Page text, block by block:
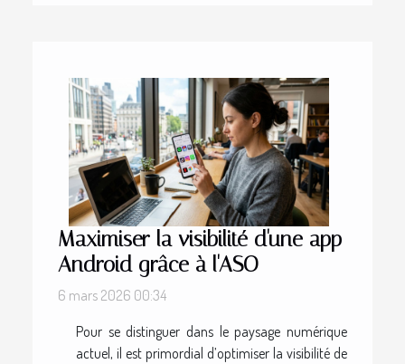
Maximiser la visibilité d'une app
Android grâce à l'ASO
6 mars 2026 00:34
Pour se distinguer dans le paysage numérique
actuel, il est primordial d’optimiser la visibilité de